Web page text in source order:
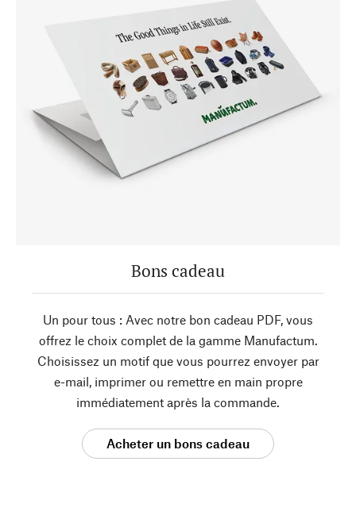
Bons cadeau
Un pour tous : Avec notre bon cadeau PDF, vous
offrez le choix complet de la gamme Manufactum.
Choisissez un motif que vous pourrez envoyer par
e-mail, imprimer ou remettre en main propre
immédiatement après la commande.
Acheter un bons cadeau